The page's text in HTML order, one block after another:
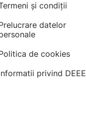
şi condiţii
datelor
de cookies
privind DEEE